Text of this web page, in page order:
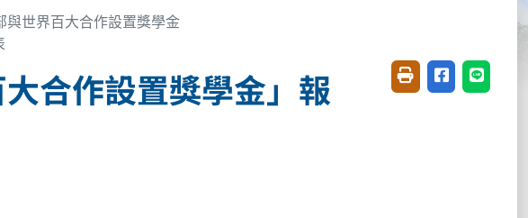
與世界百大合作設置獎學金
合作設置獎學金」報
友善列印(開新視窗)
分享至臉書(
分享至